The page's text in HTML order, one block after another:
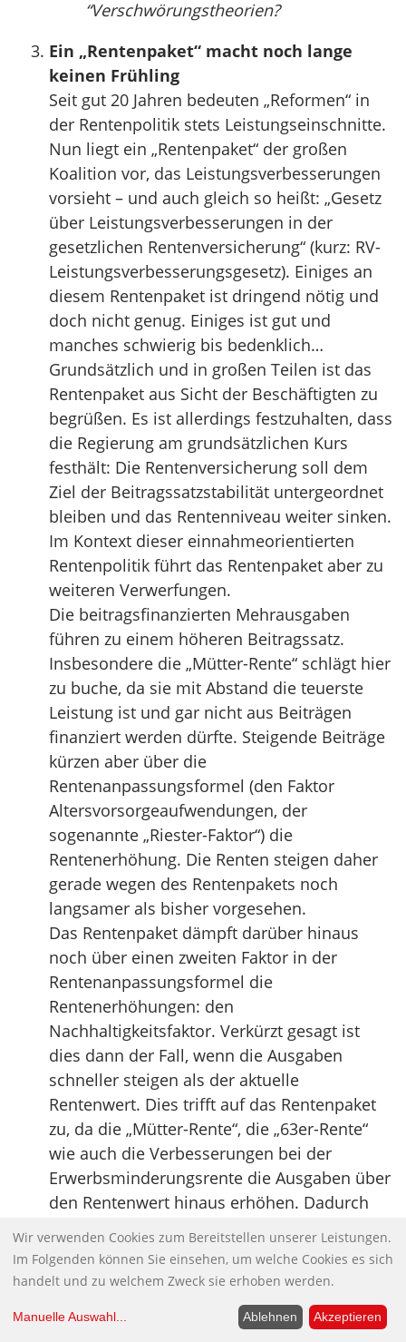
“Verschwörungstheorien?
Ein „Rentenpaket“ macht noch lange
keinen Frühling
Seit gut 20 Jahren bedeuten „Reformen“ in
der Rentenpolitik stets Leistungseinschnitte.
Nun liegt ein „Rentenpaket“ der großen
Koalition vor, das Leistungsverbesserungen
vorsieht – und auch gleich so heißt: „Gesetz
über Leistungsverbesserungen in der
gesetzlichen Rentenversicherung“ (kurz: RV-
Leistungsverbesserungsgesetz). Einiges an
diesem Rentenpaket ist dringend nötig und
doch nicht genug. Einiges ist gut und
manches schwierig bis bedenklich…
Grundsätzlich und in großen Teilen ist das
Rentenpaket aus Sicht der Beschäftigten zu
begrüßen. Es ist allerdings festzuhalten, dass
die Regierung am grundsätzlichen Kurs
festhält: Die Rentenversicherung soll dem
Ziel der Beitragssatzstabilität untergeordnet
bleiben und das Rentenniveau weiter sinken.
Im Kontext dieser einnahmeorientierten
Rentenpolitik führt das Rentenpaket aber zu
weiteren Verwerfungen.
Die beitragsfinanzierten Mehrausgaben
führen zu einem höheren Beitragssatz.
Insbesondere die „Mütter-Rente“ schlägt hier
zu buche, da sie mit Abstand die teuerste
Leistung ist und gar nicht aus Beiträgen
finanziert werden dürfte. Steigende Beiträge
kürzen aber über die
Rentenanpassungsformel (den Faktor
Altersvorsorgeaufwendungen, der
sogenannte „Riester-Faktor“) die
Rentenerhöhung. Die Renten steigen daher
gerade wegen des Rentenpakets noch
langsamer als bisher vorgesehen.
Das Rentenpaket dämpft darüber hinaus
noch über einen zweiten Faktor in der
Rentenanpassungsformel die
Rentenerhöhungen: den
Nachhaltigkeitsfaktor. Verkürzt gesagt ist
dies dann der Fall, wenn die Ausgaben
schneller steigen als der aktuelle
Rentenwert. Dies trifft auf das Rentenpaket
zu, da die „Mütter-Rente“, die „63er-Rente“
wie auch die Verbesserungen bei der
Erwerbsminderungsrente die Ausgaben über
den Rentenwert hinaus erhöhen. Dadurch
sinkt das Rentenniveau stärker als ohnehin
vorgesehen. Ein Viertel der „Mehrausgaben“
wird durch geringere Rentenerhöhungen auf
die Renten umgelegt. Die Rentnerinnen und
Rentner zahlen also einen weiteren Anteil
Wir verwenden Cookies zum Bereitstellen unserer Leistungen.
Im Folgenden können Sie einsehen, um welche Cookies es sich
handelt und zu welchem Zweck sie erhoben werden.
Manuelle Auswahl... Ablehnen Akzeptieren